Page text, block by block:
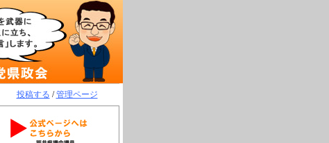
投稿する /管理ページ